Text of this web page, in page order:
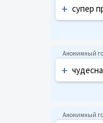
+ супер
+